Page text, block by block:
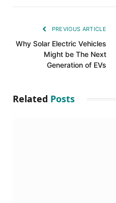
PREVIOUS ARTICLE
Why Solar Electric Vehicles
Might be The Next
Generation of EVs
Related Posts